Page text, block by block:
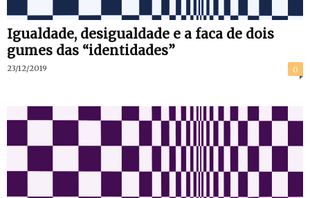
Igualdade, desigualdade e a faca de dois
gumes das “identidades”
23/12/2019 0